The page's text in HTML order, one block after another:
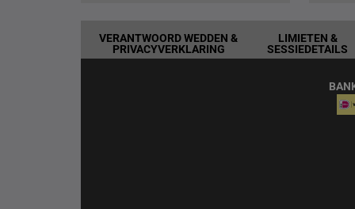
VERANTWOORD WEDDEN &
PRIVACYVERKLARING
LIMIETEN &
SESSIEDETAILS